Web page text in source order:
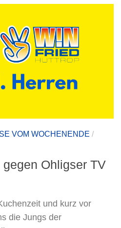
VOM WOCHENENDE /
Ohligser TV
und kurz vor
die Jungs der